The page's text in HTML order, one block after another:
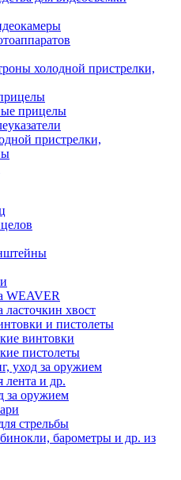
холодной пристрелки,
прицелы
пристрелки,
WEAVER
ласточкин хвост
и пистолеты
винтовки
пистолеты
уход за оружием
и др.
за оружием
стрельбы
барометры и др. из